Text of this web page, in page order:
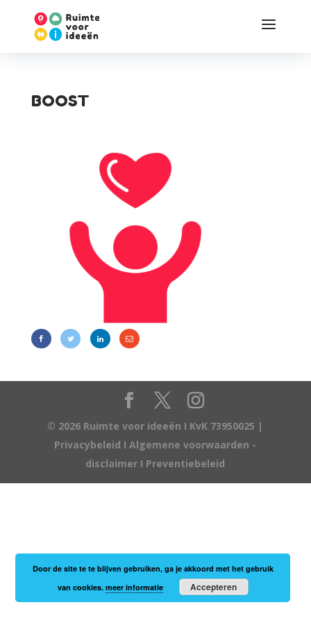
BOOST
© 2026 Ruimte voor ideeën I KvK 73950025 |
Privacybeleid IAlgemene voorwaarden -
disclaimer I Preventiebeleid
Door de site te te blijven gebruiken, ga je akkoord met het gebruik
van cookies. meer informatie Accepteren